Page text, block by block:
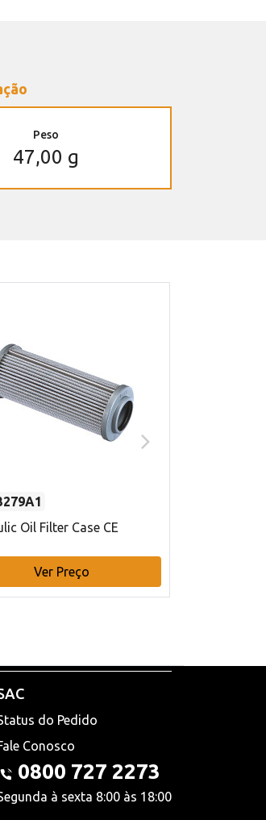
Peso
47,00 g
Oil Filter Case CE
Ver Preço
do Pedido
Conosco
0800 727 2273
à sexta 8:00 às 18:00